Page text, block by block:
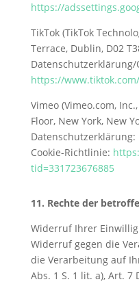
https://
TikTok (TikTok
Terrace, Dublin, D02
Datenschutzerklärung/
https://
Vimeo (Vimeo.com,
Floor, New York, New
Datenschutzerklärung:
Cookie-Richtlinie:
tid=331723676885
11. Rechte der
Widerruf Ihrer
Widerruf gegen die
die Verarbeitung auf
Abs. 1 S. 1 lit. a), Art. 7